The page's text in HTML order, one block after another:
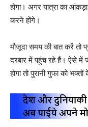
होगा। अगर यात्रा का
करने होंगे।
मौजूदा समय की बात करें तो
दरबार में पहुंच रहे हैं। ऐसे में
होगा तो पुरानी गुफा को